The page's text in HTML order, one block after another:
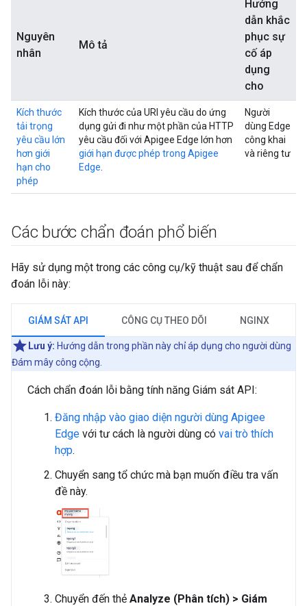
Nguyên
nhân
Mô tả
Hướng
dẫn khắc
phục sự
cố áp
dụng
cho
Kích thước
tải trọng
yêu cầu lớn
hơn giới
hạn cho
phép
Kích thước của URI yêu cầu do ứng
dụng gửi đi như một phần của HTTP
yêu cầu đối với Apigee Edge lớn hơn
giới hạn được phép trong Apigee
Edge
Người
dùng Edge
công khai
và riêng tư
Các bước chẩn đoán phổ biến
Hãy sử dụng một trong các công cụ/kỹ thuật sau để chẩn
đoán lỗi này:
GIÁM SÁT API CÔNG CỤ THEO DÕI NGINX
Lưu ý: Hướng dẫn trong phần này chỉ áp dụng cho người dùng
Đám mây công cộng.
Cách chẩn đoán lỗi bằng tính năng Giám sát API:
Đăng nhập vào giao diện người dùng Apigee
Edge với tư cách là người dùng có vai trò thích
hợp.
Chuyển sang tổ chức mà bạn muốn điều tra vấn
đề này.
Chuyển đến thẻ Analyze (Phân tích) > Giám